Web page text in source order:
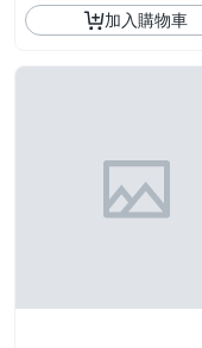
加入購物車